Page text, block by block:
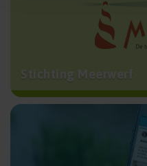
Stichting Meerwerf